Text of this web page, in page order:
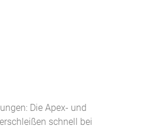
Die Apex- und
schnell bei